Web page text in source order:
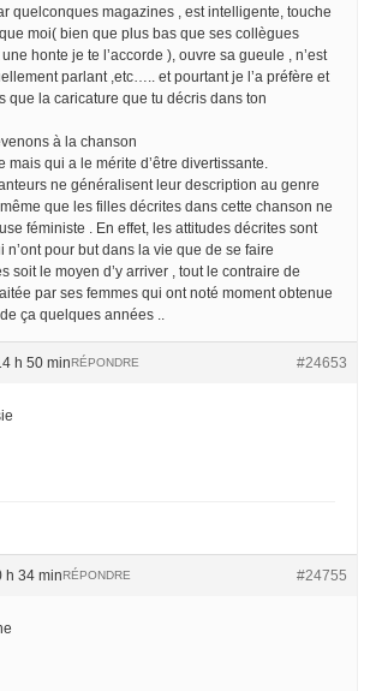
quelconques magazines , est intelligente, touche
moi( bien que plus bas que ses collègues
honte je te l’accorde ), ouvre sa gueule , n’est
parlant ,etc….. et pourtant je l’a préfère et
que la caricature que tu décris dans ton
à la chanson
mais qui a le mérite d’être divertissante.
ne généralisent leur description au genre
que les filles décrites dans cette chanson ne
féministe . En effet, les attitudes décrites sont
n’ont pour but dans la vie que de se faire
soit le moyen d’y arriver , tout le contraire de
par ses femmes qui ont noté moment obtenue
ça quelques années ..
h 50 min #24653
RÉPONDRE
h 34 min #24755
RÉPONDRE